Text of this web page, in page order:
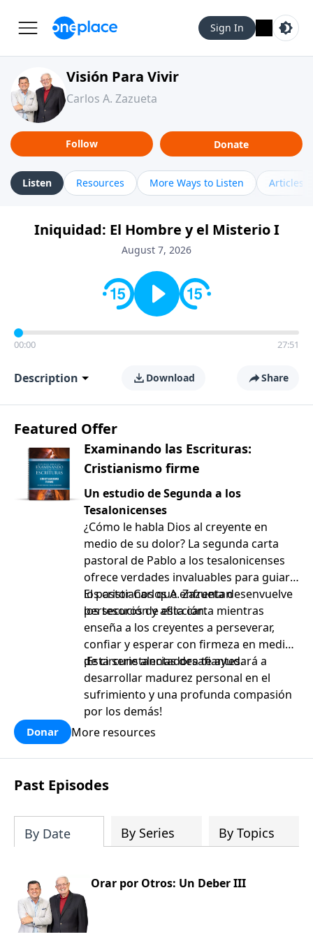
Sign In
Visión Para Vivir
Carlos A. Zazueta
Follow Donate
Listen Resources More Ways to Listen Articles
Iniquidad: El Hombre y el Misterio I
August 7, 2026
00:00 27:51
Description Download Share
Featured Offer
Examinando las Escrituras:
Cristianismo firme
Un estudio de Segunda a los
Tesalonicenses
¿Cómo le habla Dios al creyente en
medio de su dolor? La segunda carta
pastoral de Pablo a los tesalonicenses
ofrece verdades invaluables para guiar a
los cristianos que enfrentan
persecución y aflicción.
El pastor Carlos A. Zazueta desenvuelve
los tesoros de esta carta mientras
enseña a los creyentes a perseverar,
confiar y esperar con firmeza en medio
de circunstancias desafiantes.
¡Esta serie alentadora te ayudará a
desarrollar madurez personal en el
sufrimiento y una profunda compasión
por los demás!
Donar More resources
Past Episodes
By Date By Series By Topics
Orar por Otros: Un Deber III